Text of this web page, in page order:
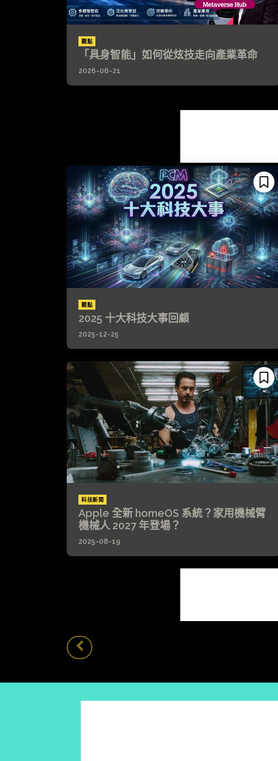
觀點
「具身智能」如何從炫技走向產業革命
2026-06-21
觀點
2025 十大科技大事回顧
2025-12-25
科技新聞
Apple 全新 homeOS 系統？家用機械臂
機械人 2027 年登場？
2025-08-19